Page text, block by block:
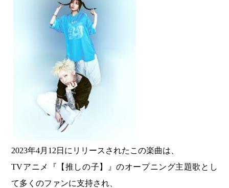
2023年4月12日にリリースされたこの楽曲は、
TVアニメ『【推しの子】』のオープニング主題歌とし
て多くのファンに支持され、